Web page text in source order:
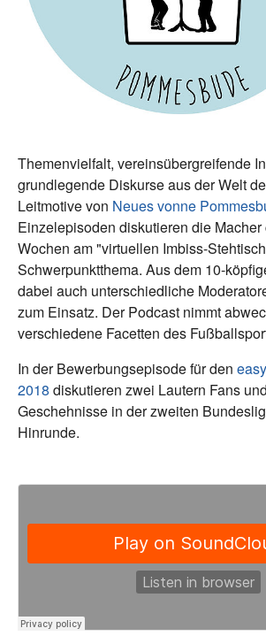
Themenvielfalt, vereinsübergreifende
grundlegende Diskurse aus der Welt
Leitmotive von Neues vonne
Einzelepisoden diskutieren die
Wochen am "virtuellen Imbiss-
Schwerpunktthema. Aus dem 10-
dabei auch unterschiedliche
zum Einsatz. Der Podcast nimmt
verschiedene Facetten des
In der Bewerbungsepisode für den
2018 diskutieren zwei Lautern Fans
Geschehnisse in der zweiten
Hinrunde.